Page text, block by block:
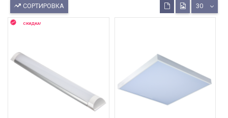
СОРТИРОВКА 30
СКИДКА!